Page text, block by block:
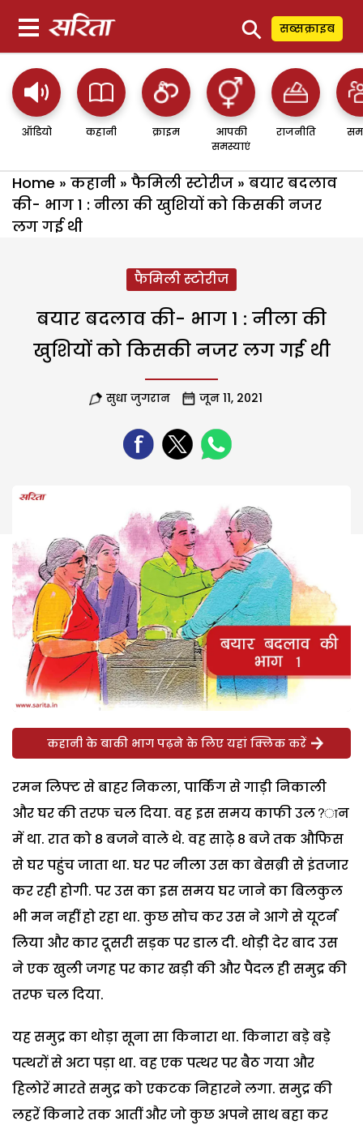
⚲ सब्सक्राइब
ऑडियो कहानी क्राइम
आपकी
समस्याएं
राजनीति
Home » कहानी » फैमिली स्टोरीज » बयार बदलाव
की- भाग 1 : नीला की खुशियों को किसकी नजर
लग गई थी
फैमिली स्टोरीज
बयार बदलाव की- भाग 1 : नीला की
खुशियों को किसकी नजर लग गई थी
सुधा जुगरान जून 11, 2021
कहानी के बाकी भाग पढ़ने के लिए यहां क्लिक करें
रमन लिफ्ट से बाहर निकला, पार्किंग से गाड़ी निकाली
और घर की तरफ चल दिया. वह इस समय काफी उल?ान
में था. रात को 8 बजने वाले थे. वह साढ़े 8 बजे तक औफिस
से घर पहुंच जाता था. घर पर नीला उस का बेसब्री से इंतजार
कर रही होगी. पर उस का इस समय घर जाने का बिलकुल
भी मन नहीं हो रहा था. कुछ सोच कर उस ने आगे से यूटर्न
लिया और कार दूसरी सड़क पर डाल दी. थोड़ी देर बाद उस
ने एक खुली जगह पर कार खड़ी की और पैदल ही समुद्र की
तरफ चल दिया.
यह समुद्र का थोड़ा सूना सा किनारा था. किनारा बड़े बड़े
पत्थरों से अटा पड़ा था. वह एक पत्थर पर बैठ गया और
हिलोरें मारते समुद्र को एकटक निहारने लगा. समुद्र की
लहरें किनारे तक आतीं और जो कुछ अपने साथ बहा कर